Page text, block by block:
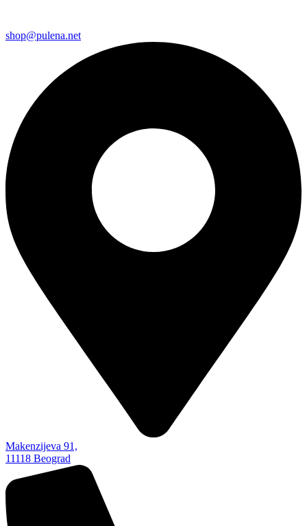
shop@pulena.net
Makenzijeva 91,
11118 Beograd